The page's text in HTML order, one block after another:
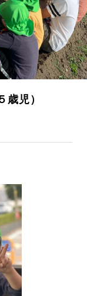
歳児）